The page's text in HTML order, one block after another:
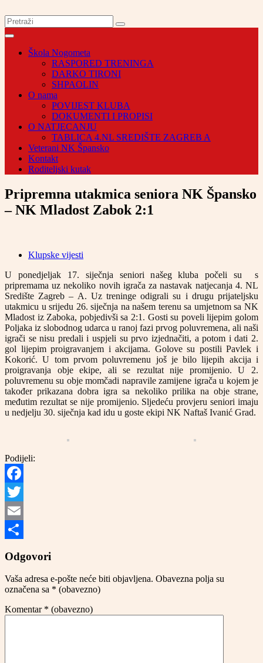
Škola Nogometa
RASPORED TRENINGA
DARKO TIRONI
SHPAOLIN
O nama
POVIJEST KLUBA
DOKUMENTI I PROPISI
O NATJECANJU
TABLICA 4.NL SREDIŠTE ZAGREB A
Veterani NK Špansko
Kontakt
Roditeljski kutak
Pripremna utakmica seniora NK Špansko
– NK Mladost Zabok 2:1
Klupske vijesti
U ponedjeljak 17. siječnja seniori našeg kluba počeli su s
pripremama uz nekoliko novih igrača za nastavak natjecanja 4. NL
Središte Zagreb – A. Uz treninge odigrali su i drugu prijateljsku
utakmicu u srijedu 26. siječnja na našem terenu sa umjetnom sa NK
Mladost iz Zaboka, pobjedivši sa 2:1. Gosti su poveli lijepim golom
Poljaka iz slobodnog udarca u ranoj fazi prvog poluvremena, ali naši
igrači se nisu predali i uspjeli su prvo izjednačiti, a potom i dati 2.
gol lijepim proigravanjem i akcijama. Golove su postili Pavlek i
Kokorić. U tom prvom poluvremenu još je bilo lijepih akcija i
proigravanja obje ekipe, ali se rezultat nije promijenio. U 2.
poluvremenu su obje momčadi napravile zamijene igrača u kojem je
također prikazana dobra igra sa nekoliko prilika na obje strane,
međutim rezultat se nije promijenio. Sljedeću provjeru seniori imaju
u nedjelju 30. siječnja kad idu u goste ekipi NK Naftaš Ivanić Grad.
Podijeli:
Facebook
Twitter
Email
Odgovori
Vaša adresa e-pošte neće biti objavljena. Obavezna polja su
označena sa * (obavezno)
Komentar * (obavezno)